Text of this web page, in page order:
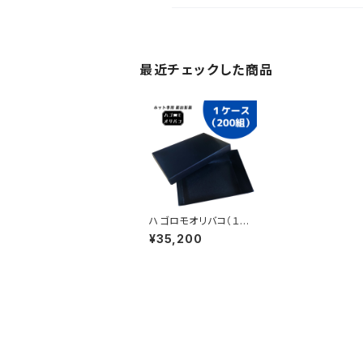
最近チェックした商品
ハゴロモオリバコ（１ケ
ース／200組）
¥35,200